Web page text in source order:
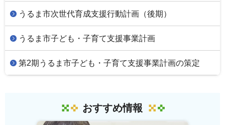
うるま市次世代育成支援行動計画（後期）
うるま市子ども・子育て支援事業計画
第2期うるま市子ども・子育て支援事業計画の策定
おすすめ情報